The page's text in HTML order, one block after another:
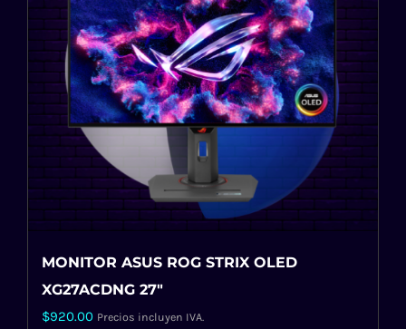
MONITOR ASUS ROG STRIX OLED
XG27ACDNG 27″
$920.00 Precios incluyen IVA.